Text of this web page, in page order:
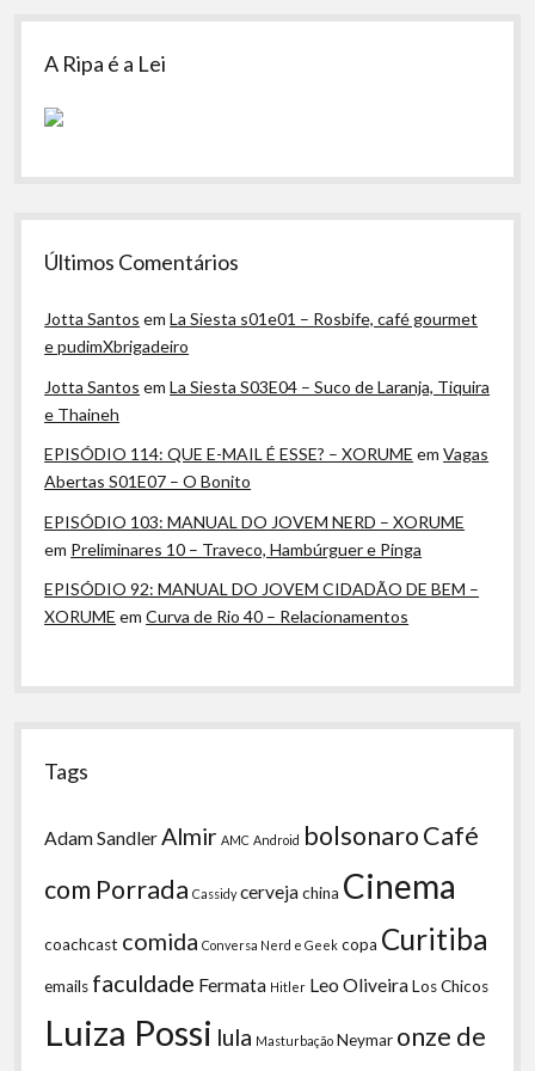
A Ripa é a Lei
Últimos Comentários
Jotta Santos emLa Siesta s01e01 – Rosbife, café gourmet
e pudimXbrigadeiro
Jotta Santos emLa Siesta S03E04 – Suco de Laranja, Tiquira
e Thaineh
EPISÓDIO 114: QUE E-MAIL É ESSE? – XORUME emVagas
Abertas S01E07 – O Bonito
EPISÓDIO 103: MANUAL DO JOVEM NERD – XORUME
em Preliminares 10 – Traveco, Hambúrguer e Pinga
EPISÓDIO 92: MANUAL DO JOVEM CIDADÃO DE BEM –
XORUME emCurva de Rio 40 – Relacionamentos
Tags
Adam Sandler Almir AMC Android bolsonaroCafé
com Porrada Cassidy cervejachina Cinema
coachcast comida Conversa Nerd e Geek copa Curitiba
emails faculdade Fermata Hitler Leo OliveiraLos Chicos
Luiza Possi lula Masturbação Neymar onze de